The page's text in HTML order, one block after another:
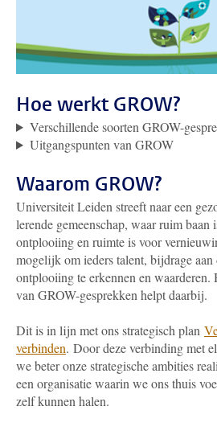
Hoe werkt GROW?
Verschillende soorten GROW-
Uitgangspunten van GROW
Waarom GROW?
Universiteit Leiden streeft naar een
lerende gemeenschap, waar ruim baan
ontplooiing en ruimte is voor
mogelijk om ieders talent, bijdrage aan
ontplooiing te erkennen en waarderen.
van GROW-gesprekken helpt daarbij.
Dit is in lijn met ons strategisch plan
verbinden. Door deze verbinding met
we beter onze strategische ambities
een organisatie waarin we ons thuis
zelf kunnen halen.